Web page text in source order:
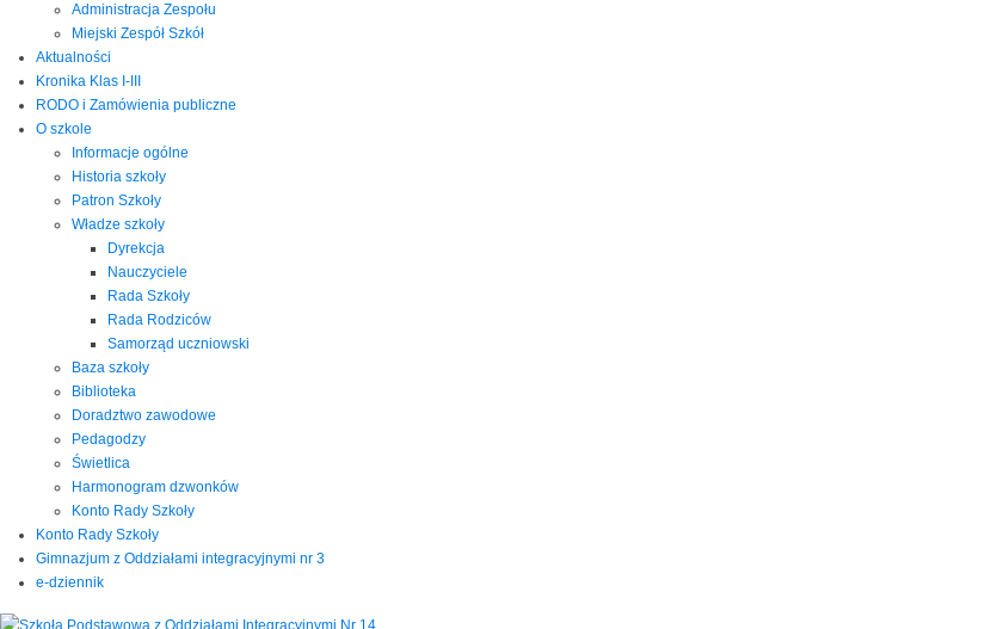
Administracja Zespołu
Miejski Zespół Szkół
Aktualności
Kronika Klas I-III
RODO i Zamówienia publiczne
O szkole
Informacje ogólne
Historia szkoły
Patron Szkoły
Władze szkoły
Dyrekcja
Nauczyciele
Rada Szkoły
Rada Rodziców
Samorząd uczniowski
Baza szkoły
Biblioteka
Doradztwo zawodowe
Pedagodzy
Świetlica
Harmonogram dzwonków
Konto Rady Szkoły
Konto Rady Szkoły
Gimnazjum z Oddziałami integracyjnymi nr 3
e-dziennik